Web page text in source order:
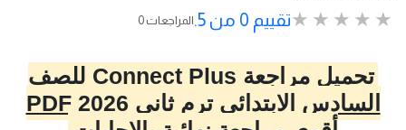
تقييم 0 من 5. 0 المراجعات
تحميل مراجعة Connect Plus للصف
السادس الابتدائي ترم ثاني 2026 PDF